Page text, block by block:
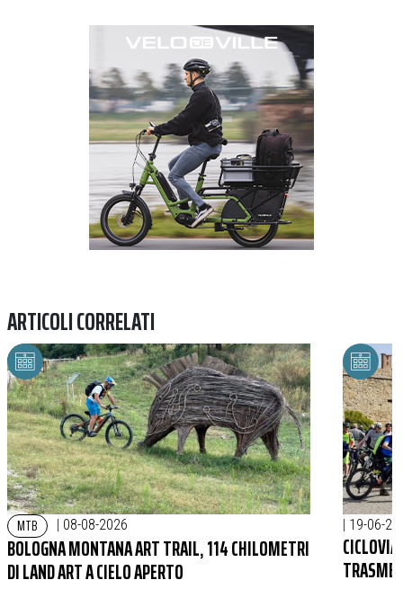
ARTICOLI CORRELATI
MTB | 08-08-2026
BOLOGNA MONTANA ART TRAIL, 114 CHILOMETRI
DI LAND ART A CIELO APERTO
| 19-06-